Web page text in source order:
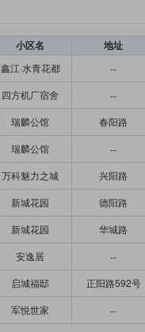
小区名 地址
鑫江·水青花都
--
四方机厂宿舍
--
瑞麟公馆
春阳路
瑞麟公馆
--
万科魅力之城
兴阳路
新城花园
德阳路
新城花园
华城路
安逸居
--
启城福邸
正阳路592号
军悦世家 --